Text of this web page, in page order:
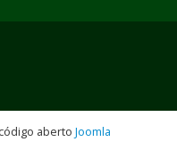
aberto Joomla